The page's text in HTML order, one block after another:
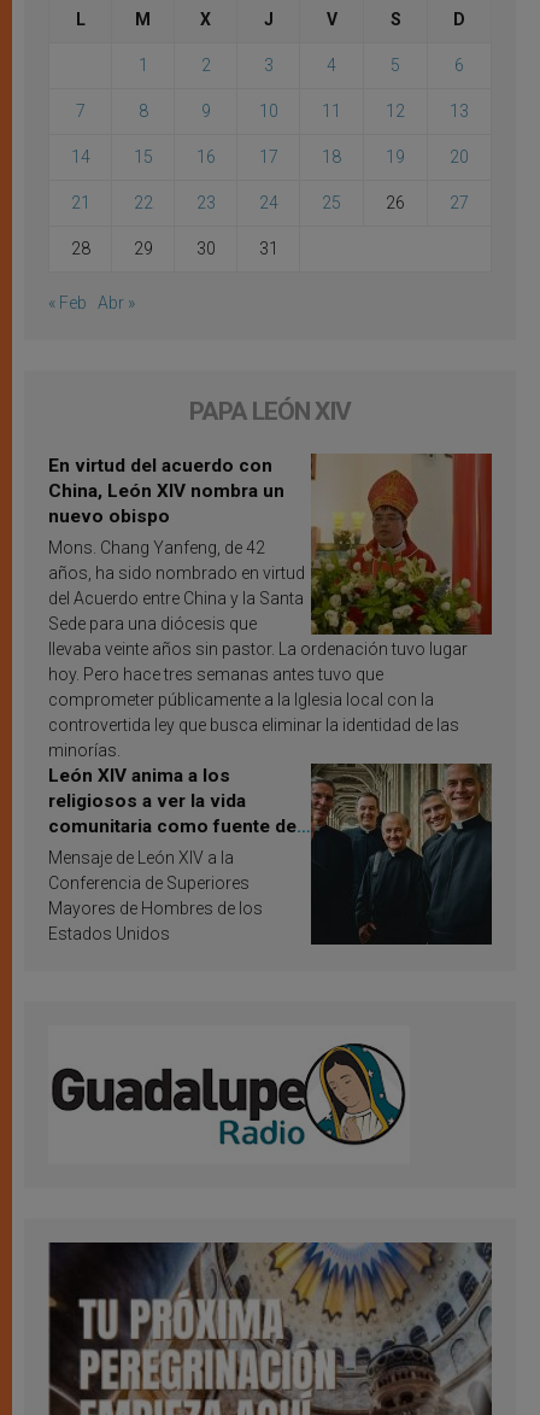
L M X J V S D
1 2 3 4 5 6
7 8 9 10 11 12 13
14 15 16 17 18 19 20
21 22 23 24 25 26 27
28 29 30 31
« Feb Abr »
PAPA LEÓN XIV
En virtud del acuerdo con
China, León XIV nombra un
nuevo obispo
Mons. Chang Yanfeng, de 42
años, ha sido nombrado en virtud
del Acuerdo entre China y la Santa
Sede para una diócesis que
llevaba veinte años sin pastor. La ordenación tuvo lugar
hoy. Pero hace tres semanas antes tuvo que
comprometer públicamente a la Iglesia local con la
controvertida ley que busca eliminar la identidad de las
minorías.
León XIV anima a los
religiosos a ver la vida
comunitaria como fuente de
inspiración y santificación
Mensaje de León XIV a la
Conferencia de Superiores
Mayores de Hombres de los
Estados Unidos